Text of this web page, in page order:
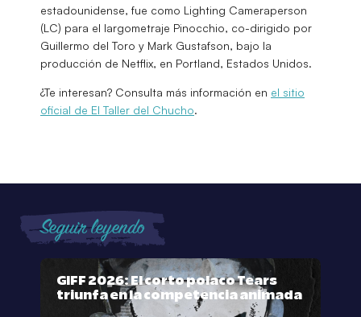
estadounidense, fue como Lighting Cameraperson
(LC) para el largometraje Pinocchio, co-dirigido por
Guillermo del Toro y Mark Gustafson, bajo la
producción de Net­flix, en Portland, Estados Unidos.
¿Te interesan? Consulta más información en el sitio
oficial de El Taller del Chucho.
Seguir leyendo
GIFF 2026: El corto polaco Tears
triunfa en la competencia animada